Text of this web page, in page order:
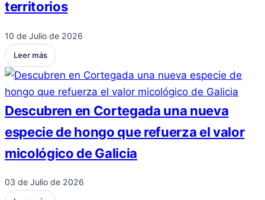
territorios
10 de Julio de 2026
Leer más
Descubren en Cortegada una nueva
especie de hongo que refuerza el valor
micológico de Galicia
03 de Julio de 2026